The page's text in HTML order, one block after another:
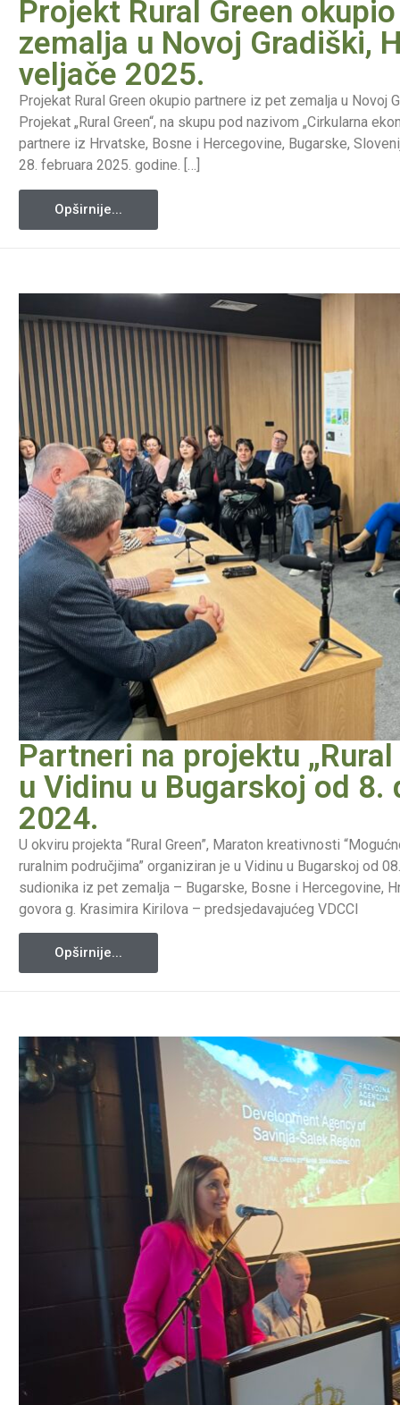
Projekt Rural Green
zemalja u Novoj Gradiški,
veljače 2025.
Projekat Rural Green okupio partnere iz pet zemalja u Novoj
Projekat „Rural Green“, na skupu pod nazivom „Cirkularna
partnere iz Hrvatske, Bosne i Hercegovine, Bugarske,
28. februara 2025. godine. […]
Opširnije...
Partneri na projektu
u Vidinu u Bugarskoj od
2024.
U okviru projekta “Rural Green”, Maraton kreativnosti
ruralnim područjima” organiziran je u Vidinu u Bugarskoj od
sudionika iz pet zemalja – Bugarske, Bosne i Hercegovine,
govora g. Krasimira Kirilova – predsjedavajućeg VDCCI
Opširnije...